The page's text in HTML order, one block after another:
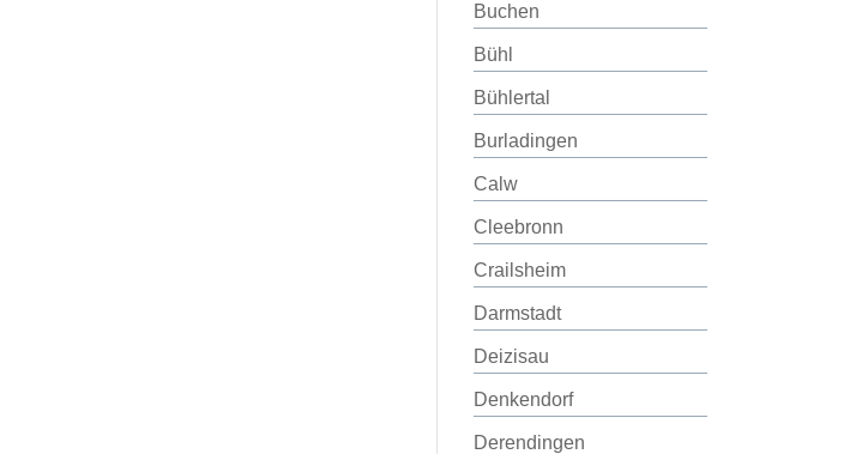
Buchen
Bühl
Bühlertal
Burladingen
Calw
Cleebronn
Crailsheim
Darmstadt
Deizisau
Denkendorf
Derendingen